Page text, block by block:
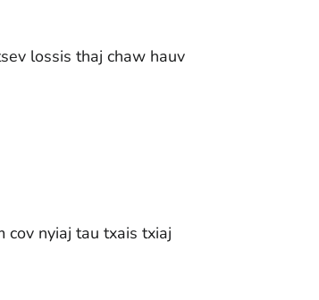
lossis thaj chaw hauv
nyiaj tau txais txiaj